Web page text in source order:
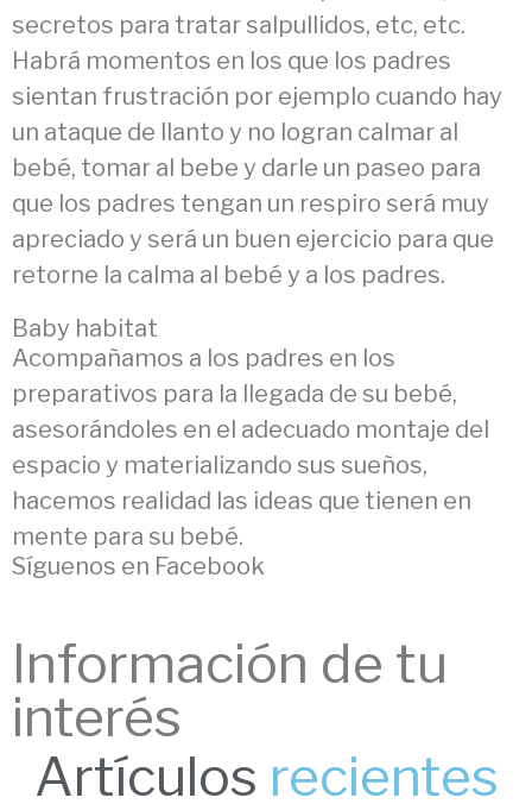
secretos para tratar salpullidos, etc, etc.
Habrá momentos en los que los padres
sientan frustración por ejemplo cuando hay
un ataque de llanto y no logran calmar al
bebé, tomar al bebe y darle un paseo para
que los padres tengan un respiro será muy
apreciado y será un buen ejercicio para que
retorne la calma al bebé y a los padres.
Baby habitat
Acompañamos a los padres en los
preparativos para la llegada de su bebé,
asesorándoles en el adecuado montaje del
espacio y materializando sus sueños,
hacemos realidad las ideas que tienen en
mente para su bebé.
Síguenos en Facebook
Información de tu
interés
Artículos recientes